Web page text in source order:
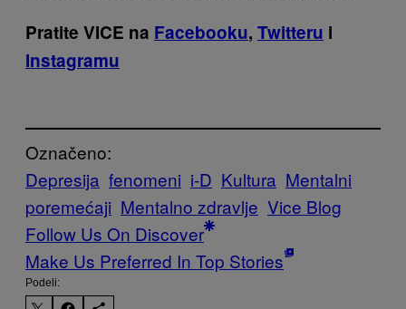
Pratite VICE na Facebooku, Twitteru i
Instagramu
Označeno:
Depresija fenomeni i-D Kultura Mentalni
poremećaji Mentalno zdravlje Vice Blog
Follow Us On Discover
Make Us Preferred In Top Stories
Podeli: